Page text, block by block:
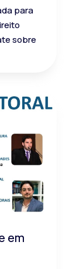
para
sobre
em